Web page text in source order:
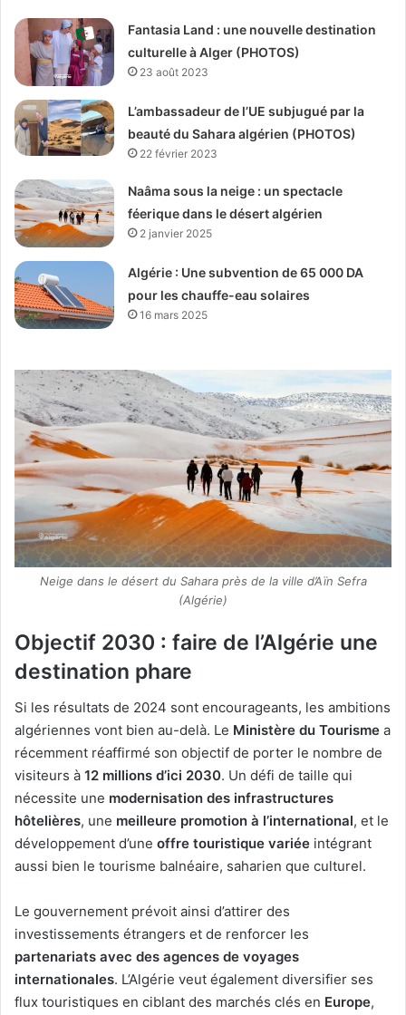
Fantasia Land : une nouvelle destination
culturelle à Alger (PHOTOS)
23 août 2023
L’ambassadeur de l’UE subjugué par la
beauté du Sahara algérien (PHOTOS)
22 février 2023
Naâma sous la neige : un spectacle
féerique dans le désert algérien
2 janvier 2025
Algérie : Une subvention de 65 000 DA
pour les chauffe-eau solaires
16 mars 2025
Neige dans le désert du Sahara près de la ville d’Aïn Sefra
(Algérie)
Objectif 2030 : faire de l’Algérie une
destination phare
Si les résultats de 2024 sont encourageants, les ambitions
algériennes vont bien au-delà. Le Ministère du Tourisme a
récemment réaffirmé son objectif de porter le nombre de
visiteurs à 12 millions d’ici 2030. Un défi de taille qui
nécessite une modernisation des infrastructures
hôtelières, une meilleure promotion à l’international, et le
développement d’une offre touristique variée intégrant
aussi bien le tourisme balnéaire, saharien que culturel.
Le gouvernement prévoit ainsi d’attirer des
investissements étrangers et de renforcer les
partenariats avec des agences de voyages
internationales. L’Algérie veut également diversifier ses
flux touristiques en ciblant des marchés clés en Europe,